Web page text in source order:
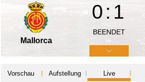
Mallorca
0:1
BEENDET
Vorschau Aufstellung Live